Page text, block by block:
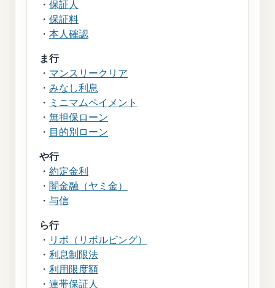
・ 保証人
・ 保証料
・ 本人確認
ま行
・ マンスリークリア
・ みなし利息
・ ミニマムペイメント
・ 無担保ローン
・ 目的別ローン
や行
・ 約定金利
・ 闇金融（ヤミ金）
・ 与信
ら行
・ リボ（リボルビング）
・ 利息制限法
・ 利用限度額
・ 連帯保証人